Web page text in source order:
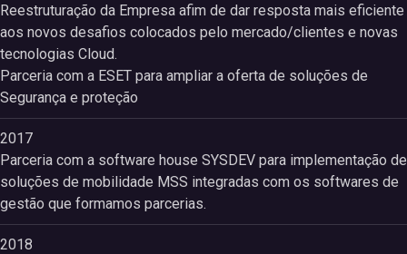
Reestruturação da Empresa afim de dar resposta mais eficiente
aos novos desafios colocados pelo mercado/clientes e novas
tecnologias Cloud.
Parceria com a ESET para ampliar a oferta de soluções de
Segurança e proteção
2017
Parceria com a software house SYSDEV para implementação de
soluções de mobilidade MSS integradas com os softwares de
gestão que formamos parcerias.
2018